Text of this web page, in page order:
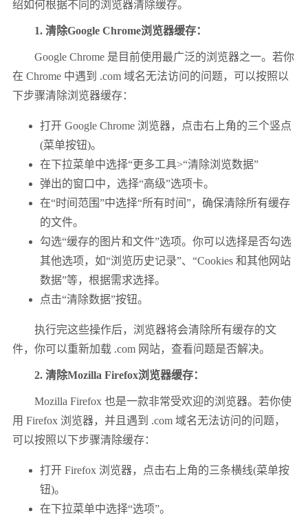
绍如何根据不同的浏览器清除缓存。
1. 清除Google Chrome浏览器缓存：
Google Chrome 是目前使用最广泛的浏览器之一。若你
在 Chrome 中遇到 .com 域名无法访问的问题，可以按照以
下步骤清除浏览器缓存：
打开 Google Chrome 浏览器，点击右上角的三个竖点
(菜单按钮)。
在下拉菜单中选择“更多工具>“清除浏览数据”
弹出的窗口中，选择“高级”选项卡。
在“时间范围”中选择“所有时间”，确保清除所有缓存
的文件。
勾选“缓存的图片和文件”选项。你可以选择是否勾选
其他选项，如“浏览历史记录”、“Cookies 和其他网站
数据”等，根据需求选择。
点击“清除数据”按钮。
执行完这些操作后，浏览器将会清除所有缓存的文
件，你可以重新加载 .com 网站，查看问题是否解决。
2. 清除Mozilla Firefox浏览器缓存：
Mozilla Firefox 也是一款非常受欢迎的浏览器。若你使
用 Firefox 浏览器，并且遇到 .com 域名无法访问的问题，
可以按照以下步骤清除缓存：
打开 Firefox 浏览器，点击右上角的三条横线(菜单按
钮)。
在下拉菜单中选择“选项”。